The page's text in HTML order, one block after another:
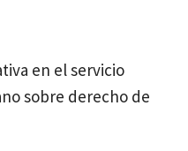
en el servicio
sobre derecho de